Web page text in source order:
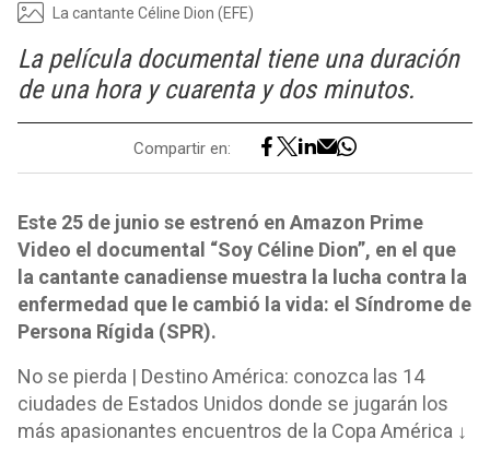
La cantante Céline Dion (EFE)
La película documental tiene una duración
de una hora y cuarenta y dos minutos.
Compartir en:
Este 25 de junio se estrenó en Amazon Prime
Video el documental “Soy Céline Dion”, en el que
la cantante canadiense muestra la lucha contra la
enfermedad que le cambió la vida: el Síndrome de
Persona Rígida (SPR).
No se pierda | Destino América: conozca las 14
ciudades de Estados Unidos donde se jugarán los
más apasionantes encuentros de la Copa América ↓